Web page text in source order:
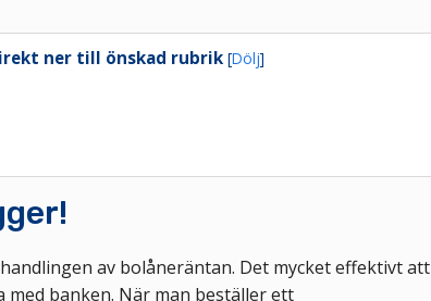
ner till önskad rubrik [Dölj]
av bolåneräntan. Det mycket effektivt att
banken. När man beställer ett